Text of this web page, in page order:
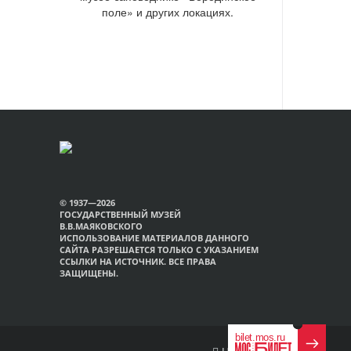
поле» и других локациях.
© 1937—2026
ГОСУДАРСТВЕННЫЙ МУЗЕЙ
В.В.МАЯКОВСКОГО
ИСПОЛЬЗОВАНИЕ МАТЕРИАЛОВ ДАННОГО
САЙТА РАЗРЕШАЕТСЯ ТОЛЬКО С УКАЗАНИЕМ
ССЫЛКИ НА ИСТОЧНИК. ВСЕ ПРАВА
ЗАЩИЩЕНЫ.